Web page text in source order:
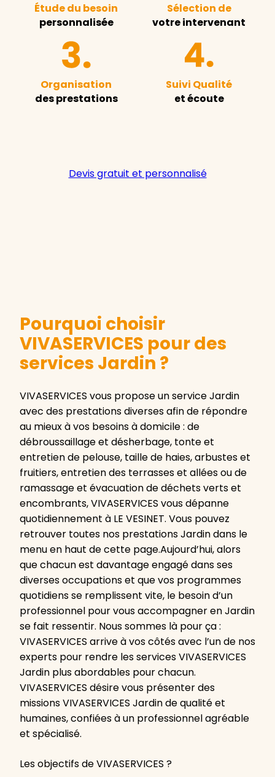
Étude du besoin
personnalisée
Sélection de
votre intervenant
Organisation
des prestations
Suivi Qualité
et écoute
Devis gratuit et personnalisé
Pourquoi choisir
VIVASERVICES pour des
services Jardin ?
VIVASERVICES vous propose un service Jardin
avec des prestations diverses afin de répondre
au mieux à vos besoins à domicile : de
débroussaillage et désherbage, tonte et
entretien de pelouse, taille de haies, arbustes et
fruitiers, entretien des terrasses et allées ou de
ramassage et évacuation de déchets verts et
encombrants, VIVASERVICES vous dépanne
quotidiennement à LE VESINET. Vous pouvez
retrouver toutes nos prestations Jardin dans le
menu en haut de cette page.Aujourd’hui, alors
que chacun est davantage engagé dans ses
diverses occupations et que vos programmes
quotidiens se remplissent vite, le besoin d’un
professionnel pour vous accompagner en Jardin
se fait ressentir. Nous sommes là pour ça :
VIVASERVICES arrive à vos côtés avec l’un de nos
experts pour rendre les services VIVASERVICES
Jardin plus abordables pour chacun.
VIVASERVICES désire vous présenter des
missions VIVASERVICES Jardin de qualité et
humaines, confiées à un professionnel agréable
et spécialisé.
Les objectifs de VIVASERVICES ?